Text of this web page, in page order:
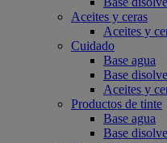
Aceites y ceras
Aceites y
Cuidado
Base agua
Base
Aceites y
Productos de tinte
Base agua
Base